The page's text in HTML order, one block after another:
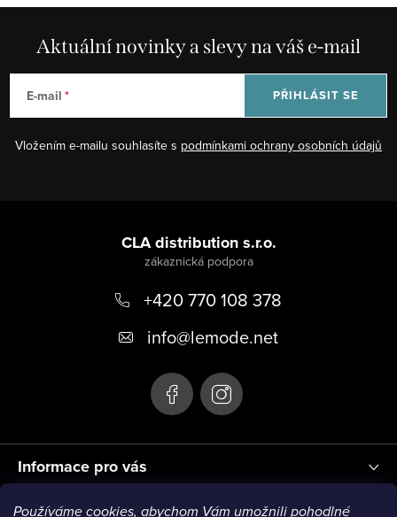
Používáme cookies, abychom Vám umožnili pohodlné
Aktuální novinky a slevy na váš e-mail
E-mail
Vložením e-mailu souhlasíte s podmínkami ochrany osobních údajů
PŘIHLÁSIT SE
Informace pro vás
CLA distribution s.r.o.
+420 770 108 378
info@lemode.net